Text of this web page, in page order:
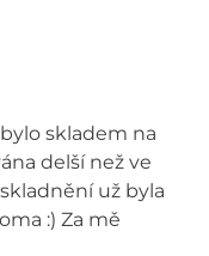
skladem na
delší než ve
už byla
:) Za mě